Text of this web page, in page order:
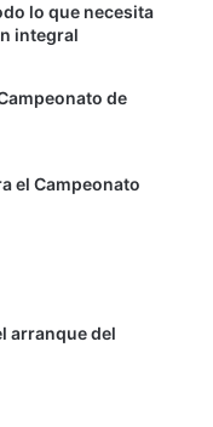
lo que necesita
integral
de
el Campeonato
arranque del